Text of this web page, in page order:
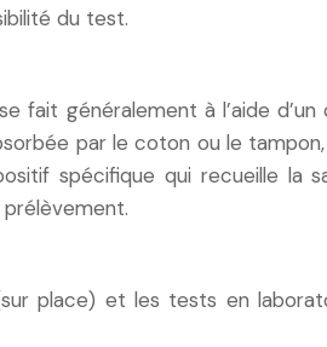
du test.
généralement à l’aide
par le coton ou le
spécifique qui recueille
place) et les tests en